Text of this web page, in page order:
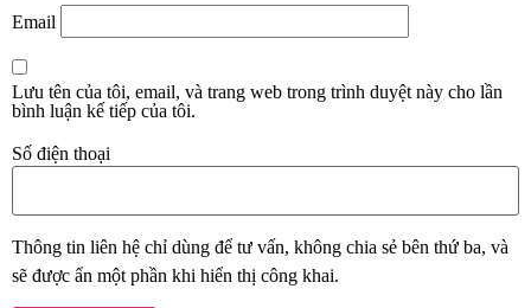
Email
Lưu tên của tôi, email, và trang web trong trình duyệt này cho lần
bình luận kế tiếp của tôi.
Số điện thoại
Thông tin liên hệ chỉ dùng để tư vấn, không chia sẻ bên thứ ba, và
sẽ được ẩn một phần khi hiển thị công khai.